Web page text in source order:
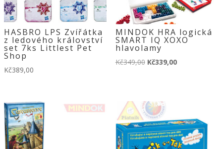
HASBRO LPS Zvířátka
z ledového království
set 7ks Littlest Pet
Shop
Kč389,00
MINDOK HRA logická
SMART IQ XOXO
hlavolamy
Kč349,00 Původní
Kč349,00.
Kč339,00Aktuální